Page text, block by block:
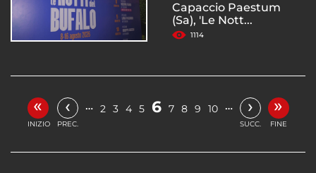
Capaccio Paestum
(Sa), 'Le Nott...
1114
«
INIZIO
‹
PREC.
… 2 3 4 5 6 7 8 9 10 … ›
SUCC.
»
FINE